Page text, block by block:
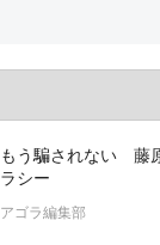
もう騙されない 藤
ラシー
アゴラ編集部